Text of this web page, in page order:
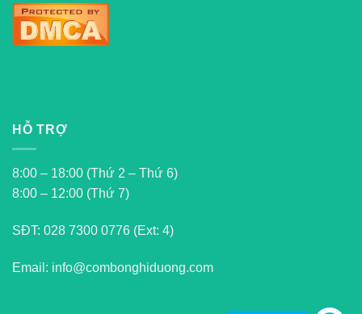
HỖ TRỢ
8:00 – 18:00 (Thứ 2 – Thứ 6)
8:00 – 12:00 (Thứ 7)
SĐT: 028 7300 0776 (Ext: 4)
Email: info@combonghiduong.com